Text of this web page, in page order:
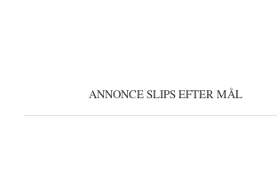
ANNONCE SLIPS EFTER MÅL